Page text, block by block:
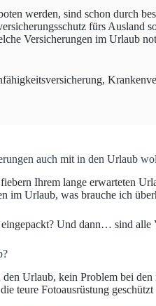
werden, sind schon durch
fürs Ausland
Versicherungen im Urlaub
,
auch mit in den Urlaub
Ihrem lange erwarteten
im Urlaub, was brauche ich
Und dann… sind
Urlaub, kein Problem bei
teure Fotoausrüstung